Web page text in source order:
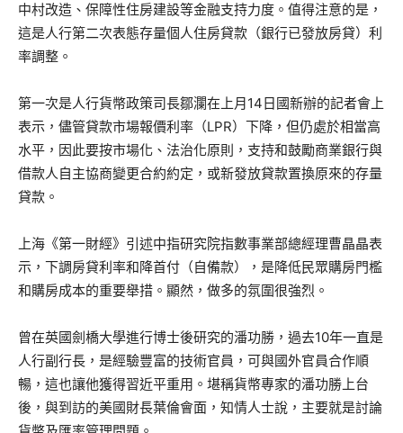
中村改造、保障性住房建設等金融支持力度。值得注意的是，
這是人行第二次表態存量個人住房貸款（銀行已發放房貸）利
率調整。
第一次是人行貨幣政策司長鄒瀾在上月14日國新辦的記者會上
表示，儘管貸款市場報價利率（LPR）下降，但仍處於相當高
水平，因此要按市場化、法治化原則，支持和鼓勵商業銀行與
借款人自主協商變更合約約定，或新發放貸款置換原來的存量
貸款。
上海《第一財經》引述中指研究院指數事業部總經理曹晶晶表
示，下調房貸利率和降首付（自備款），是降低民眾購房門檻
和購房成本的重要舉措。顯然，做多的氛圍很強烈。
曾在英國劍橋大學進行博士後研究的潘功勝，過去10年一直是
人行副行長，是經驗豐富的技術官員，可與國外官員合作順
暢，這也讓他獲得習近平重用。堪稱貨幣專家的潘功勝上台
後，與到訪的美國財長葉倫會面，知情人士說，主要就是討論